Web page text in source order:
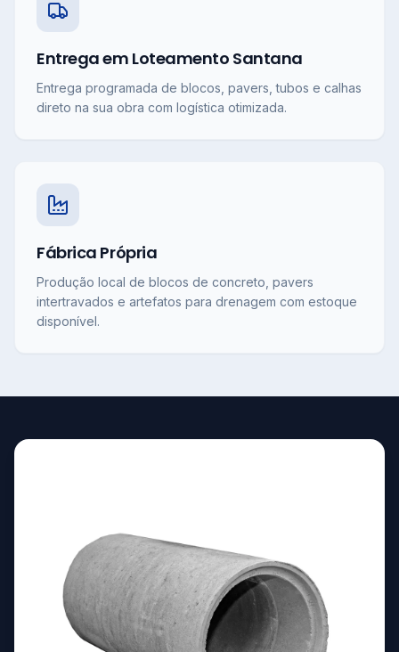
Entrega em Loteamento Santana
Entrega programada de blocos, pavers, tubos e calhas
direto na sua obra com logística otimizada.
Fábrica Própria
Produção local de blocos de concreto, pavers
intertravados e artefatos para drenagem com estoque
disponível.